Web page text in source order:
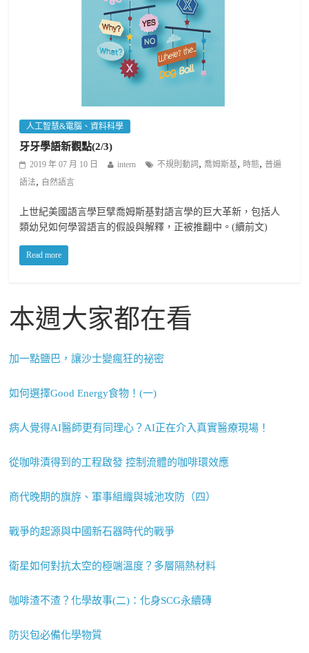
人工智慧&電腦、資料科學
牙牙學語新觀點(2/3)
2019 年 07 月 10 日 intern 不規則動詞 ,喬姆斯基, 時態,普遍
語法, 自然語言
上世紀美國語言學巨擘喬姆斯基對語言學的巨大革新，包括人
類幼兒如何學習語言的假設與解釋，正被推翻中。(續前文)
Read more
本週大家都在看
加一點鹽巴，讓沙士變瘋狂的祕密
如何選擇Good Energy食物！(一)
病人覺得AI醫師更有同理心？AI正在介入真實醫療現場！
從咖啡漬得到的工程啟發 控制流體的咖啡環效應
商代晚期的旗斿、軍事組織與城池攻防（四）
戰爭的起源與中國新石器時代的戰爭
衛星如何對抗太空的極端溫度？多層隔熱材料
咖啡渣不渣？化學故事(二)：化身SCG永續磚
防災包必備化學物質